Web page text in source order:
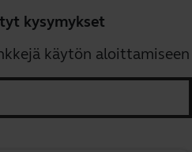
kysymykset
käytön aloittamiseen